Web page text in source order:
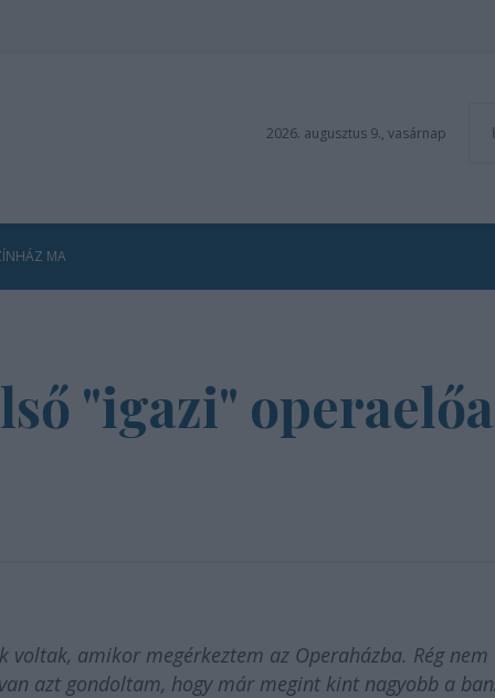
2026. augusztus 9., vasárnap
MA
"igazi"
voltak, amikor megérkeztem az Operaházba. Rég nem
azt gondoltam, hogy már megint kint nagyobb a